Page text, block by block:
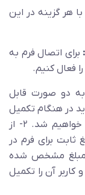
هر گزینه در این
برای اتصال فرم به
فعال کنیم.
به دو صورت قابل
باید در هنگام تکمیل
فرم آن را وارد کند که در ادامه به آن آشنا خواهیم شد. ۲- از
برای فرم در
مبلغ مشخص شده
آن را تکمیل